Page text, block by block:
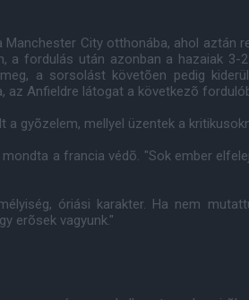
City otthonába, ahol aztán
a fordulás után azonban a hazaiak 3-
a sorsolást követõen pedig
Anfieldre látogat a következõ
gyõzelem, mellyel üzentek a
a francia védõ. "Sok ember
óriási karakter. Ha nem
erõsek vagyunk."